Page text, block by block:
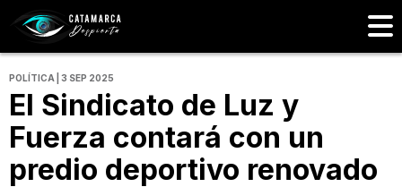
POLÍTICA | 3 SEP 2025
El Sindicato de Luz y
Fuerza contará con un
predio deportivo renovado